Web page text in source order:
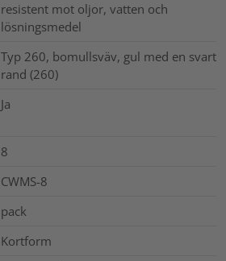
resistent mot oljor, vatten och
lösningsmedel
Typ 260, bomullsväv, gul med en svart
rand (260)
Ja
8
CWMS-8
pack
Kortform